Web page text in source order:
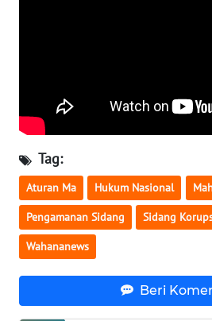
Tag:
Aturan Ma Hukum Nasional
Pengamanan Sidang Sidang
Wahananews
Beri
WN
SULTRA
WN
NTB
WN
SULTENG